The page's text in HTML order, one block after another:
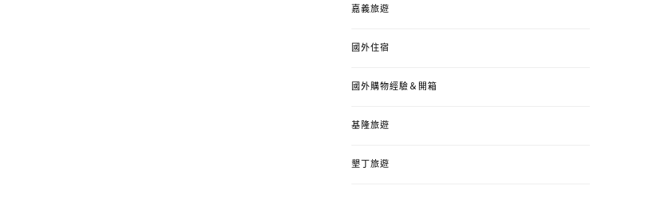
嘉義旅遊
國外住宿
國外購物經驗＆開箱
基隆旅遊
墾丁旅遊